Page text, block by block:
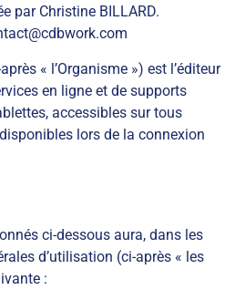
par Christine BILLARD.
« l’Organisme ») est l’éditeur
en ligne et de supports
accessibles sur tous
lors de la connexion
ci-dessous aura, dans les
d’utilisation (ci-après « les
: